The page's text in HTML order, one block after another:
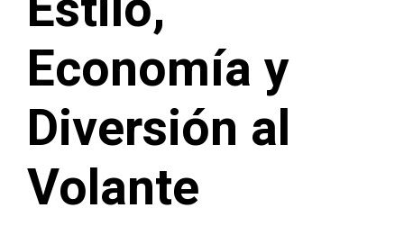
Economía y
Diversión al
Volante